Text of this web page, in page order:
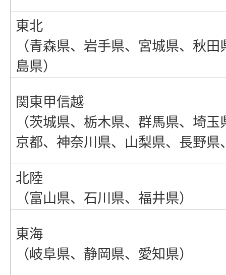
東北
（青森県、岩手県、宮城県、秋
島県）
関東甲信越
（茨城県、栃木県、群馬県、埼
京都、神奈川県、山梨県、長野県
北陸
（富山県、石川県、福井県）
東海
（岐阜県、静岡県、愛知県）